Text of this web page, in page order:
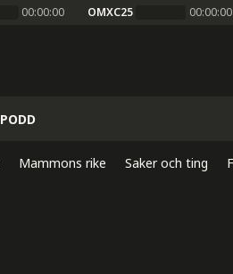
00:00:00 OMXC25 00:00:00
PODD
Mammons rike Saker och ting